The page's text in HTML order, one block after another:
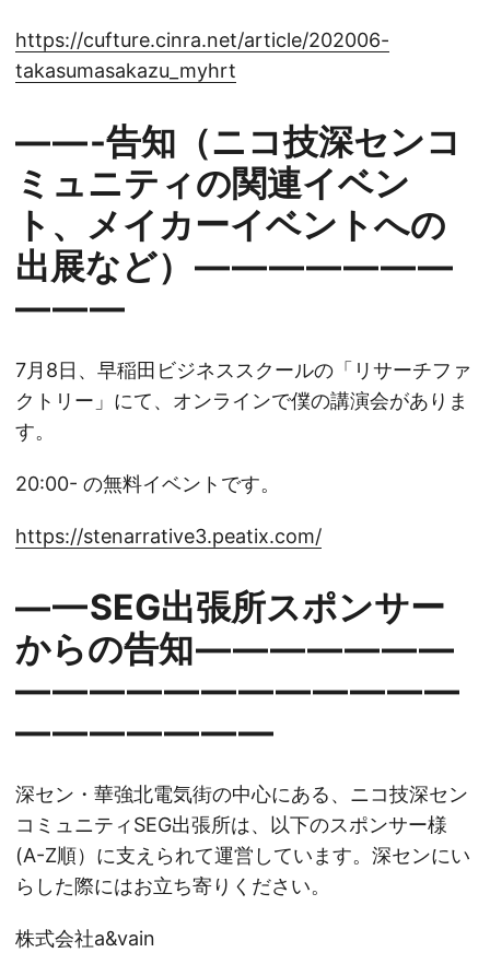
https://cufture.cinra.net/article/202006-
takasumasakazu_myhrt
— — -告知（ニコ技深センコ
ミュニティの関連イベン
ト、メイカーイベントへの
出展など） — — — — — — —
— — —
7月8日、早稲田ビジネススクールの「リサーチファ
クトリー」にて、オンラインで僕の講演会がありま
す。
20:00- の無料イベントです。
https://stenarrative3.peatix.com/
— — SEG出張所スポンサー
からの告知 — — — — — — —
— — — — — — — — — — — —
— — — — — — —
深セン・華強北電気街の中心にある、ニコ技深セン
コミュニティSEG出張所は、以下のスポンサー様
(A-Z順）に支えられて運営しています。深センにい
らした際にはお立ち寄りください。
株式会社a&vain